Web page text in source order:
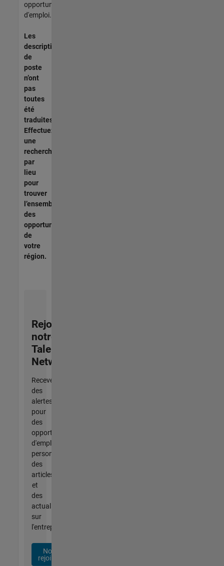
opportunités
d'emploi.
Les
descriptions
de
poste
n’ont
pas
toutes
été
traduites.
Effectuez
une
recherche
par
lieu
pour
trouver
l’ensemble
des
opportunités
de
votre
région.
Rejoignez
notre
Talent
Network
Recevez
des
alertes
pour
des
opportunités
d'emploi
personnalisées,
des
articles
et
des
actualités
sur
l'entreprise.
Nous
rejoindre